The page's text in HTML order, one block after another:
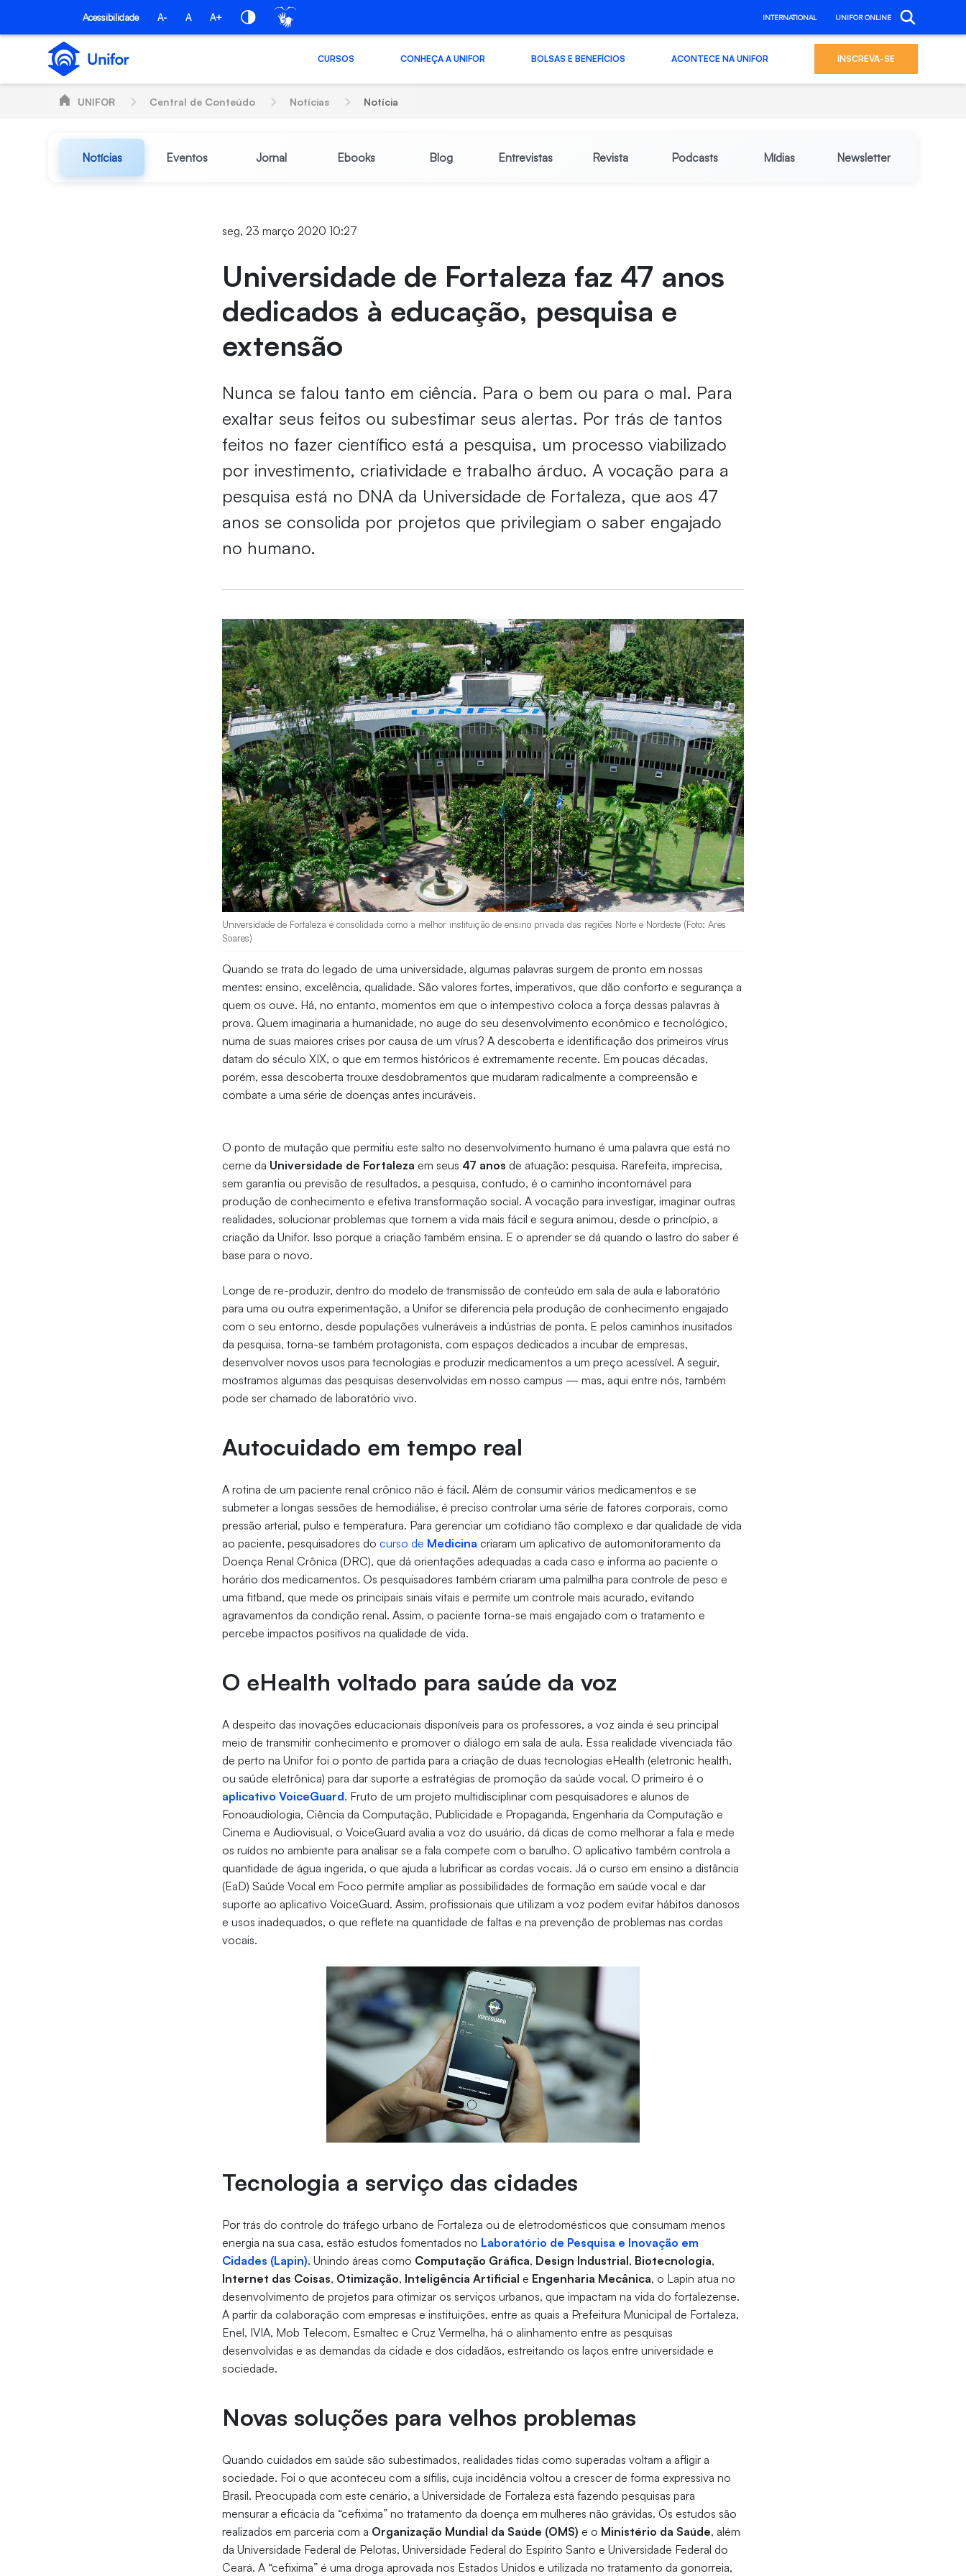
Pular para o Conteúdo principal
Acessibilidade A- A A+ INTERNATIONAL UNIFOR ONLINE
CURSOS CONHEÇA A UNIFOR BOLSAS E BENEFÍCIOS ACONTECE NA UNIFOR INSCREVA-SE
UNIFOR Central de Conteúdo Notícias Notícia
Notícias Eventos Jornal Ebooks Blog Entrevistas Revista Podcasts Mídias Newsletter
seg, 23 março 2020 10:27
Universidade de Fortaleza faz 47 anos
dedicados à educação, pesquisa e
extensão
Nunca se falou tanto em ciência. Para o bem ou para o mal. Para
exaltar seus feitos ou subestimar seus alertas. Por trás de tantos
feitos no fazer científico está a pesquisa, um processo viabilizado
por investimento, criatividade e trabalho árduo. A vocação para a
pesquisa está no DNA da Universidade de Fortaleza, que aos 47
anos se consolida por projetos que privilegiam o saber engajado
no humano.
Universidade de Fortaleza é consolidada como a melhor instituição de ensino privada das regiões Norte e Nordeste (Foto: Ares
Soares)
Quando se trata do legado de uma universidade, algumas palavras surgem de pronto em nossas
mentes: ensino, excelência, qualidade. São valores fortes, imperativos, que dão conforto e segurança a
quem os ouve. Há, no entanto, momentos em que o intempestivo coloca a força dessas palavras à
prova. Quem imaginaria a humanidade, no auge do seu desenvolvimento econômico e tecnológico,
numa de suas maiores crises por causa de um vírus? A descoberta e identificação dos primeiros vírus
datam do século XIX, o que em termos históricos é extremamente recente. Em poucas décadas,
porém, essa descoberta trouxe desdobramentos que mudaram radicalmente a compreensão e
combate a uma série de doenças antes incuráveis.
O ponto de mutação que permitiu este salto no desenvolvimento humano é uma palavra que está no
cerne da Universidade de Fortaleza em seus 47 anos de atuação: pesquisa. Rarefeita, imprecisa,
sem garantia ou previsão de resultados, a pesquisa, contudo, é o caminho incontornável para
produção de conhecimento e efetiva transformação social. A vocação para investigar, imaginar outras
realidades, solucionar problemas que tornem a vida mais fácil e segura animou, desde o princípio, a
criação da Unifor. Isso porque a criação também ensina. E o aprender se dá quando o lastro do saber é
base para o novo.
Longe de re-produzir, dentro do modelo de transmissão de conteúdo em sala de aula e laboratório
para uma ou outra experimentação, a Unifor se diferencia pela produção de conhecimento engajado
com o seu entorno, desde populações vulneráveis a indústrias de ponta. E pelos caminhos inusitados
da pesquisa, torna-se também protagonista, com espaços dedicados a incubar de empresas,
desenvolver novos usos para tecnologias e produzir medicamentos a um preço acessível. A seguir,
mostramos algumas das pesquisas desenvolvidas em nosso campus — mas, aqui entre nós, também
pode ser chamado de laboratório vivo.
Autocuidado em tempo real
A rotina de um paciente renal crônico não é fácil. Além de consumir vários medicamentos e se
submeter a longas sessões de hemodiálise, é preciso controlar uma série de fatores corporais, como
pressão arterial, pulso e temperatura. Para gerenciar um cotidiano tão complexo e dar qualidade de vida
ao paciente, pesquisadores docurso de Medicina criaram um aplicativo de automonitoramento da
Doença Renal Crônica (DRC), que dá orientações adequadas a cada caso e informa ao paciente o
horário dos medicamentos. Os pesquisadores também criaram uma palmilha para controle de peso e
uma fitband, que mede os principais sinais vitais e permite um controle mais acurado, evitando
agravamentos da condição renal. Assim, o paciente torna-se mais engajado com o tratamento e
percebe impactos positivos na qualidade de vida.
O eHealth voltado para saúde da voz
A despeito das inovações educacionais disponíveis para os professores, a voz ainda é seu principal
meio de transmitir conhecimento e promover o diálogo em sala de aula. Essa realidade vivenciada tão
de perto na Unifor foi o ponto de partida para a criação de duas tecnologias eHealth (eletronic health,
ou saúde eletrônica) para dar suporte a estratégias de promoção da saúde vocal. O primeiro é o
aplicativo VoiceGuard. Fruto de um projeto multidisciplinar com pesquisadores e alunos de
Fonoaudiologia, Ciência da Computação, Publicidade e Propaganda, Engenharia da Computação e
Cinema e Audiovisual, o VoiceGuard avalia a voz do usuário, dá dicas de como melhorar a fala e mede
os ruídos no ambiente para analisar se a fala compete com o barulho. O aplicativo também controla a
quantidade de água ingerida, o que ajuda a lubrificar as cordas vocais. Já o curso em ensino a distância
(EaD) Saúde Vocal em Foco permite ampliar as possibilidades de formação em saúde vocal e dar
suporte ao aplicativo VoiceGuard. Assim, profissionais que utilizam a voz podem evitar hábitos danosos
e usos inadequados, o que reflete na quantidade de faltas e na prevenção de problemas nas cordas
vocais.
Tecnologia a serviço das cidades
Por trás do controle do tráfego urbano de Fortaleza ou de eletrodomésticos que consumam menos
energia na sua casa, estão estudos fomentados no Laboratório de Pesquisa e Inovação em
Cidades (Lapin). Unindo áreas como Computação Gráfica, Design Industrial, Biotecnologia,
Internet das Coisas, Otimização, Inteligência Artificial e Engenharia Mecânica, o Lapin atua no
desenvolvimento de projetos para otimizar os serviços urbanos, que impactam na vida do fortalezense.
A partir da colaboração com empresas e instituições, entre as quais a Prefeitura Municipal de Fortaleza,
Enel, IVIA, Mob Telecom, Esmaltec e Cruz Vermelha, há o alinhamento entre as pesquisas
desenvolvidas e as demandas da cidade e dos cidadãos, estreitando os laços entre universidade e
sociedade.
Novas soluções para velhos problemas
Quando cuidados em saúde são subestimados, realidades tidas como superadas voltam a afligir a
sociedade. Foi o que aconteceu com a sífilis, cuja incidência voltou a crescer de forma expressiva no
Brasil. Preocupada com este cenário, a Universidade de Fortaleza está fazendo pesquisas para
mensurar a eficácia da “cefixima” no tratamento da doença em mulheres não grávidas. Os estudos são
realizados em parceria com a Organização Mundial da Saúde (OMS) e o Ministério da Saúde, além
da Universidade Federal de Pelotas, Universidade Federal do Espírito Santo e Universidade Federal do
Ceará. A “cefixima” é uma droga aprovada nos Estados Unidos e utilizada no tratamento da gonorreia,